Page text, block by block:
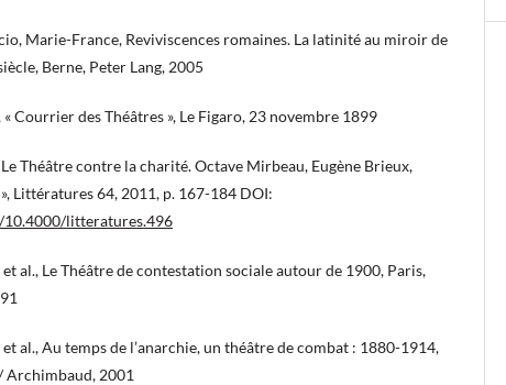
Marie-France, Reviviscences romaines. La latinité au miroir de
Berne, Peter Lang, 2005
Courrier des Théâtres », Le Figaro, 23 novembre 1899
Le Théâtre contre la charité. Octave Mirbeau, Eugène Brieux,
Littératures 64, 2011, p. 167-184 DOI:
litteratures.496
et al., Le Théâtre de contestation sociale autour de 1900, Paris,
al., Au temps de l’anarchie, un théâtre de combat : 1880-1914,
Archimbaud, 2001